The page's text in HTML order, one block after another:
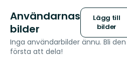
Användarnas
bilder
Lägg till
bilder
Inga användarbilder ännu. Bli den
första att dela!